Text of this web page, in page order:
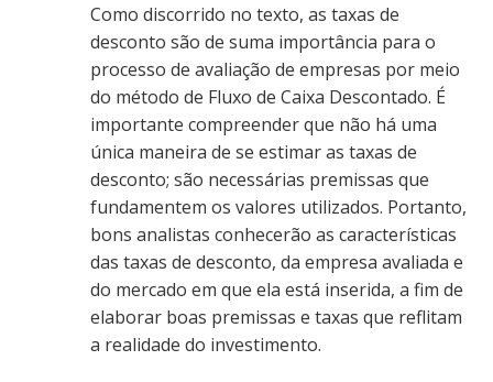
Como discorrido no texto, as taxas de
desconto são de suma importância para o
processo de avaliação de empresas por meio
do método de Fluxo de Caixa Descontado. É
importante compreender que não há uma
única maneira de se estimar as taxas de
desconto; são necessárias premissas que
fundamentem os valores utilizados. Portanto,
bons analistas conhecerão as características
das taxas de desconto, da empresa avaliada e
do mercado em que ela está inserida, a fim de
elaborar boas premissas e taxas que reflitam
a realidade do investimento.